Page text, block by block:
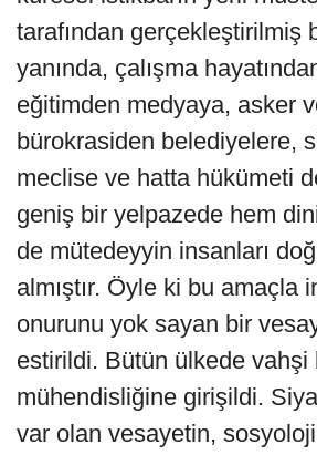
tarafından gerçekleştirilmiş
yanında, çalışma
eğitimden medyaya, asker
bürokrasiden belediyelere,
meclise ve hatta hükümeti
geniş bir yelpazede hem
de mütedeyyin insanları
almıştır. Öyle ki bu amaçla
onurunu yok sayan bir
estirildi. Bütün ülkede vahşi
mühendisliğine girişildi.
var olan vesayetin,